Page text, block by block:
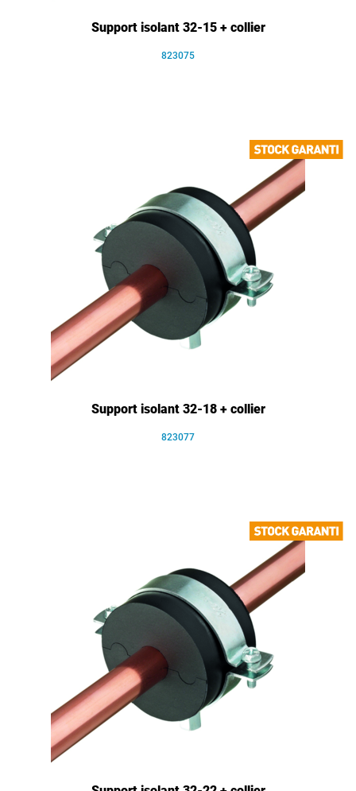
Support isolant 32-15 + collier
823075
Support isolant 32-18 + collier
823077